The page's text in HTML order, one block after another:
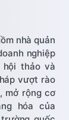
nhà quản
nghiệp
thảo và
vượt rào
mở rộng cơ
hóa của